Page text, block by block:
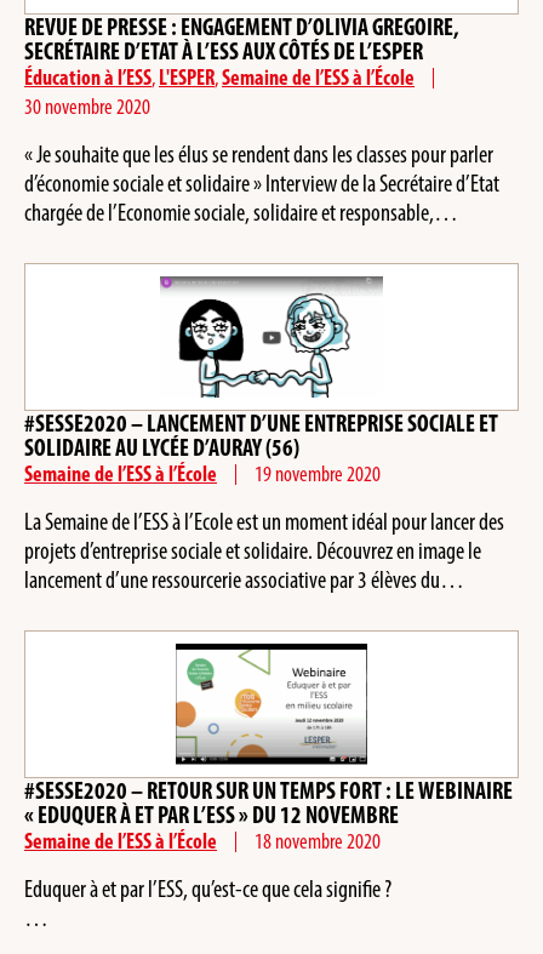
REVUE DE PRESSE : ENGAGEMENT D’OLIVIA GREGOIRE,
SECRÉTAIRE D’ETAT À L’ESS AUX CÔTÉS DE L’ESPER
Éducation à l’ESS,L'ESPER,Semaine de l’ESS à l’École
30 novembre 2020
« Je souhaite que les élus se rendent dans les classes pour parler
d’économie sociale et solidaire » Interview de la Secrétaire d’Etat
chargée de l’Economie sociale, solidaire et responsable,…
#SESSE2020 – LANCEMENT D’UNE ENTREPRISE SOCIALE ET
SOLIDAIRE AU LYCÉE D’AURAY (56)
Semaine de l’ESS à l’École 19 novembre 2020
La Semaine de l’ESS à l’Ecole est un moment idéal pour lancer des
projets d’entreprise sociale et solidaire. Découvrez en image le
lancement d’une ressourcerie associative par 3 élèves du…
#SESSE2020 – RETOUR SUR UN TEMPS FORT : LE WEBINAIRE
« EDUQUER À ET PAR L’ESS » DU 12 NOVEMBRE
Semaine de l’ESS à l’École 18 novembre 2020
Eduquer à et par l’ESS, qu’est-ce que cela signifie ?
…